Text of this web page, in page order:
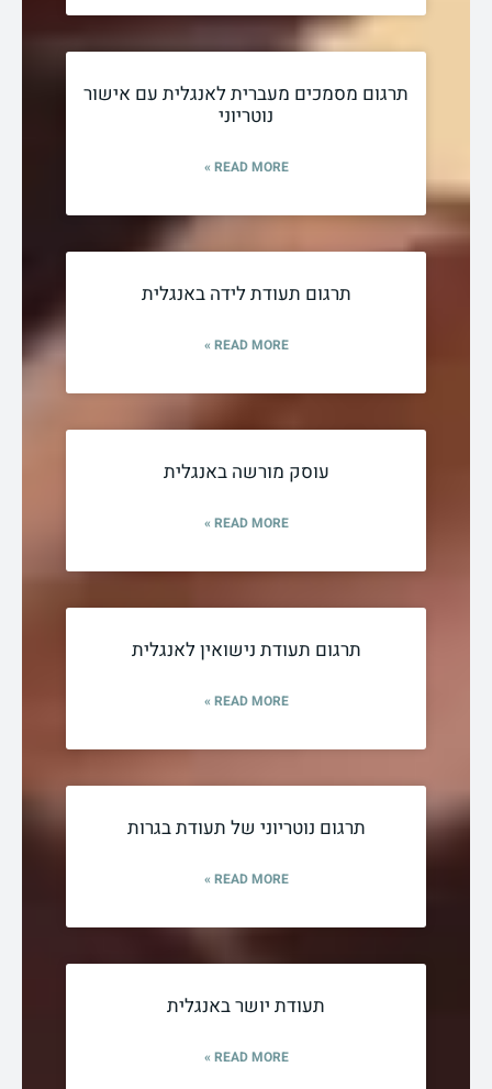
תרגום מסמכים מעברית לאנגלית עם אישור
נוטריוני
READ MORE »
תרגום תעודת לידה באנגלית
READ MORE »
עוסק מורשה באנגלית
READ MORE »
תרגום תעודת נישואין לאנגלית
READ MORE »
תרגום נוטריוני של תעודת בגרות
READ MORE »
תעודת יושר באנגלית
READ MORE »